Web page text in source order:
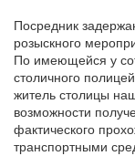
Посредник
розыскного
По имеющейся у
столичного
житель столицы
возможности
фактического
транспортными